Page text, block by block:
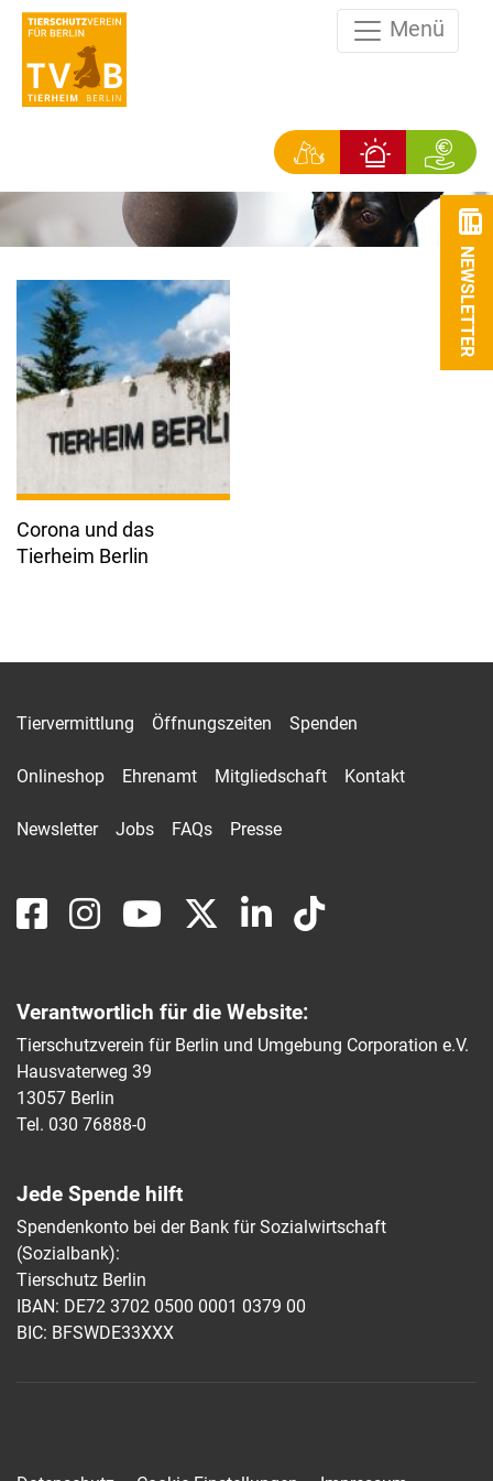
Menü
NEWSLETTER
Corona und das
Tierheim Berlin
Tiervermittlung Öffnungszeiten Spenden
Onlineshop Ehrenamt Mitgliedschaft Kontakt
Newsletter Jobs FAQs Presse
Verantwortlich für die Website:
Tierschutzverein für Berlin und Umgebung Corporation e.V.
Hausvaterweg 39
13057 Berlin
Tel. 030 76888-0
Jede Spende hilft
Spendenkonto bei der Bank für Sozialwirtschaft
(Sozialbank):
Tierschutz Berlin
IBAN: DE72 3702 0500 0001 0379 00
BIC: BFSWDE33XXX